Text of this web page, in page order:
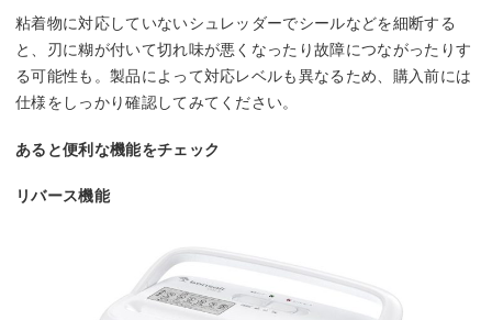
粘着物に対応していないシュレッダーでシールなどを細断する
と、刃に糊が付いて切れ味が悪くなったり故障につながったりす
る可能性も。製品によって対応レベルも異なるため、購入前には
仕様をしっかり確認してみてください。
あると便利な機能をチェック
リバース機能